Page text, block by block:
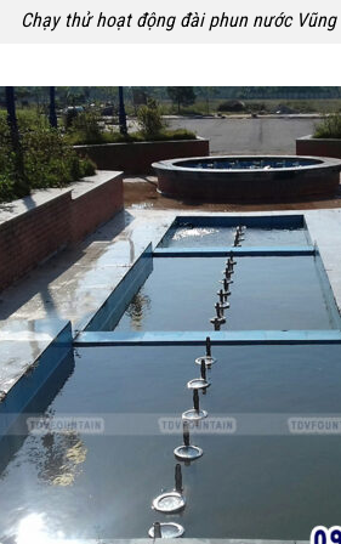
Chạy thử hoạt động đài phun nước Vũng